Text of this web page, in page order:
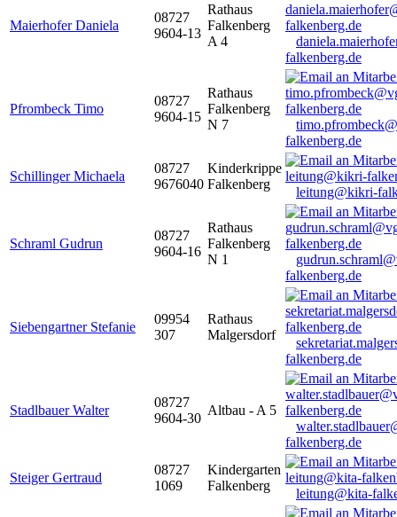
Maierhofer Daniela
08727
9604-13
Rathaus
Falkenberg
A 4
falkenberg.de
Pfrombeck Timo
08727
9604-15
Rathaus
Falkenberg
N 7
falkenberg.de
Schillinger Michaela
08727
9676040
Kinderkrippe
Falkenberg
leitung@kikri-
Schraml Gudrun
08727
9604-16
Rathaus
Falkenberg
N 1
falkenberg.de
Siebengartner Stefanie
09954
307
Rathaus
Malgersdorf
falkenberg.de
Stadlbauer Walter
08727
9604-30
Altbau - A 5
falkenberg.de
Steiger Gertraud
08727
1069
Kindergarten
Falkenberg
leitung@kita-